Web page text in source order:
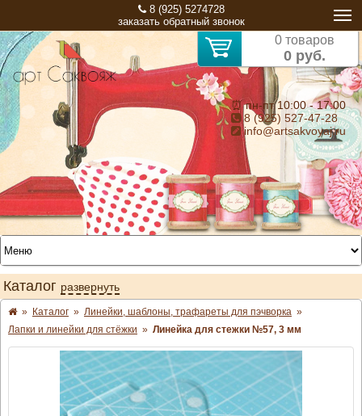
8 (925) 5274728
заказать обратный звонок
0 товаров
0 руб.
⏰ пн-пт 10:00 - 17:00
8 (925) 527-47-28
info@artsakvoyaj.ru
Каталог развернуть
» Каталог » Линейки, шаблоны, трафареты для пэчворка »
Лапки и линейки для стёжки » Линейка для стежки №57, 3 мм